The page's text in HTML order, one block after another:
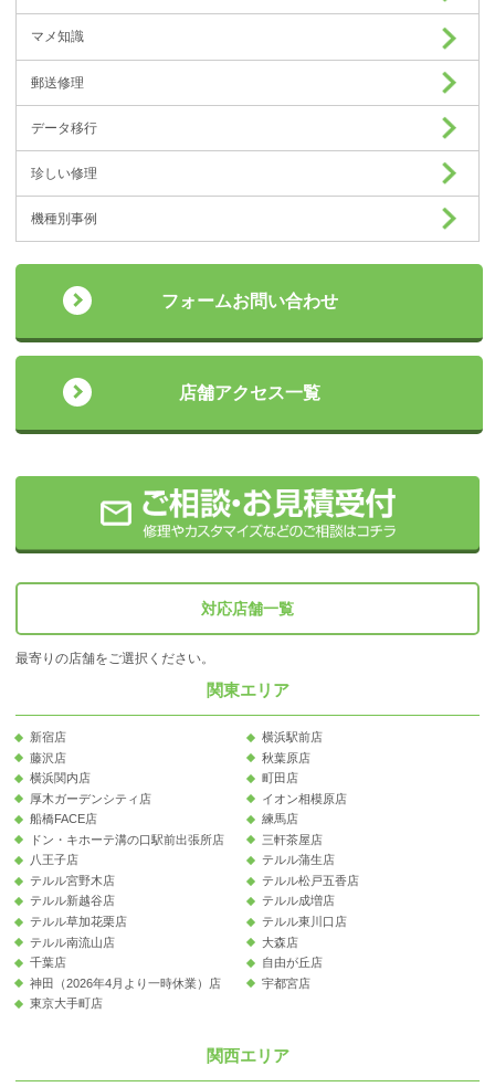
マメ知識
郵送修理
データ移行
珍しい修理
機種別事例
フォームお問い合わせ
店舗アクセス一覧
対応店舗一覧
最寄りの店舗をご選択ください。
関東エリア
新宿店
横浜駅前店
藤沢店
秋葉原店
横浜関内店
町田店
厚木ガーデンシティ店
イオン相模原店
船橋FACE店
練馬店
ドン・キホーテ溝の口駅前出張所店
三軒茶屋店
八王子店
テルル蒲生店
テルル宮野木店
テルル松戸五香店
テルル新越谷店
テルル成増店
テルル草加花栗店
テルル東川口店
テルル南流山店
大森店
千葉店
自由が丘店
神田（2026年4月より一時休業）店
宇都宮店
東京大手町店
関西エリア